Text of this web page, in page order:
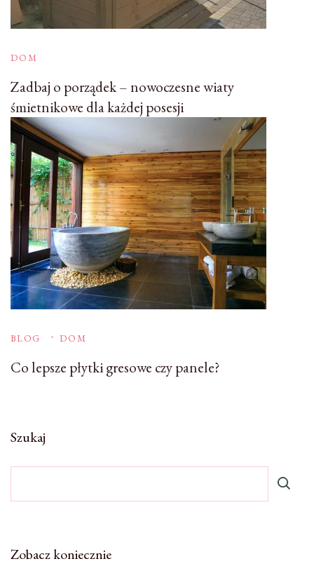
DOM
Zadbaj o porządek – nowoczesne wiaty
śmietnikowe dla każdej posesji
BLOG DOM
Co lepsze płytki gresowe czy panele?
Szukaj
Zobacz koniecznie